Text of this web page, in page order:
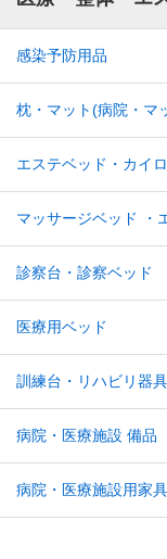
感染予防用品
枕・マット(病院・マ
エステベッド・カイ
マッサージベッド ・
診察台・診察ベッド
医療用ベッド
訓練台・リハビリ器具
病院・医療施設 備品
病院・医療施設用家具